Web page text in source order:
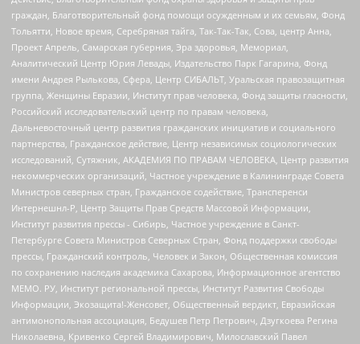
граждан, Благотворительный фонд помощи осужденным и их семьям, Фонд
Тольятти, Новое время, Серебряная тайга, Так-Так-Так, Сова, центр Анна,
Проект Апрель, Самарская губерния, Эра здоровья, Мемориал,
Аналитический Центр Юрия Левады, Издательство Парк Гагарина, Фонд
имени Андрея Рылькова, Сфера, Центр СИБАЛЬТ, Уральская правозащитная
группа, Женщины Евразии, Институт прав человека, Фонд защиты гласности,
Российский исследовательский центр по правам человека,
Дальневосточный центр развития гражданских инициатив и социального
партнерства, Гражданское действие, Центр независимых социологических
исследований, Сутяжник, АКАДЕМИЯ ПО ПРАВАМ ЧЕЛОВЕКА, Центр развития
некоммерческих организаций, Частное учреждение в Калининграде Совета
Министров северных стран, Гражданское содействие, Трансперенси
Интернешнл-Р, Центр Защиты Прав Средств Массовой Информации,
Институт развития прессы - Сибирь, Частное учреждение в Санкт-
Петербурге Совета Министров Северных Стран, Фонд поддержки свободы
прессы, Гражданский контроль, Человек и Закон, Общественная комиссия
по сохранению наследия академика Сахарова, Информационное агентство
МЕМО. РУ, Институт региональной прессы, Институт Развития Свободы
Информации, Экозащита!-Женсовет, Общественный вердикт, Евразийская
антимонопольная ассоциация, Бедушев Петр Петрович, Дзугкоева Регина
Николаевна, Кривенко Сергей Владимирович, Милославский Павел